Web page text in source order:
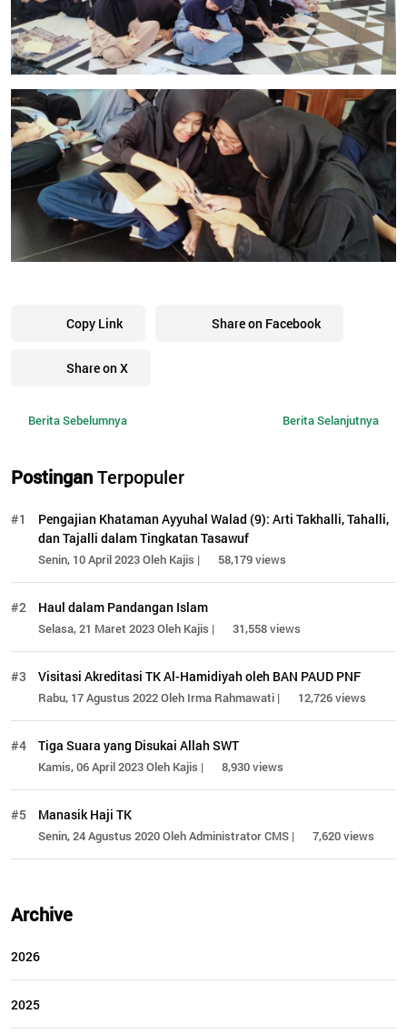
Copy Link Share on Facebook
Share on X
Berita Sebelumnya Berita Selanjutnya
PostinganTerpopuler
#1
Pengajian Khataman Ayyuhal Walad (9): Arti Takhalli, Tahalli,
dan Tajalli dalam Tingkatan Tasawuf
Senin, 10 April 2023 Oleh Kajis | 58,179 views
#2 Haul dalam Pandangan Islam
Selasa, 21 Maret 2023 Oleh Kajis | 31,558 views
#3 Visitasi Akreditasi TK Al-Hamidiyah oleh BAN PAUD PNF
Rabu, 17 Agustus 2022 Oleh Irma Rahmawati | 12,726 views
#4 Tiga Suara yang Disukai Allah SWT
Kamis, 06 April 2023 Oleh Kajis | 8,930 views
#5 Manasik Haji TK
Senin, 24 Agustus 2020 Oleh Administrator CMS | 7,620 views
Archive
2026
2025